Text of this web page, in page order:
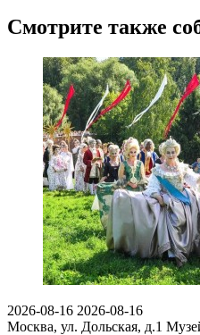
Смотрите также
2026-08-16 2026-08-16
Москва, ул. Дольская, д.1